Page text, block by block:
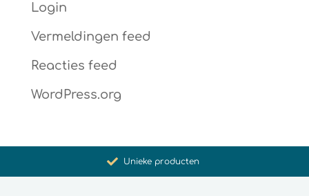
Login
Vermeldingen feed
Reacties feed
WordPress.org
Unieke producten